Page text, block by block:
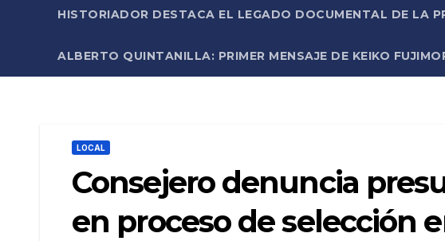
HISTORIADOR DESTACA EL LEGADO DOCUMENTAL DE LA
ALBERTO QUINTANILLA: PRIMER MENSAJE DE KEIKO
LOCAL
Consejero denuncia
en proceso de selección